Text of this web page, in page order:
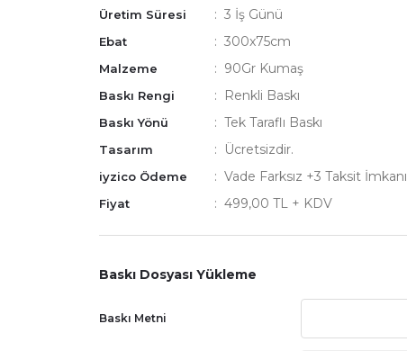
Üretim Süresi 3 İş Günü
Ebat 300x75cm
Malzeme 90Gr Kumaş
Baskı Rengi Renkli Baskı
Baskı Yönü Tek Taraflı Baskı
Tasarım Ücretsizdir.
iyzico Ödeme Vade Farksız +3 Taksit İmkanı
Fiyat 499,00 TL + KDV
Baskı Dosyası Yükleme
Baskı Metni